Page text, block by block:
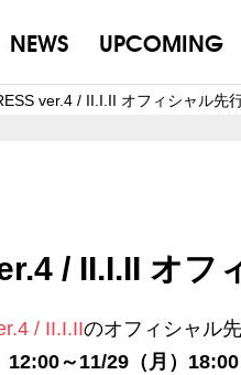
NEWS UPCOMING
ver.4 / II.I.II オフィシャル先
/ II.I.II オフ
/ II.I.IIのオフィシャル
12:00～11/29（月）18:00